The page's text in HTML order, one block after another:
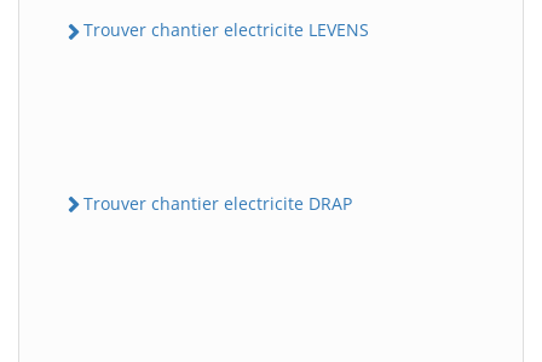
Trouver chantier electricite LEVENS
Trouver chantier electricite DRAP